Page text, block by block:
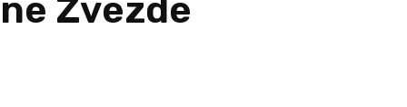
Zvezde